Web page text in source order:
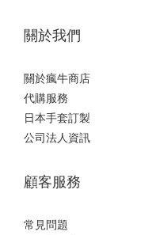
關於我們
關於瘋牛商店
代購服務
日本手套訂製
公司法人資訊
顧客服務
常見問題